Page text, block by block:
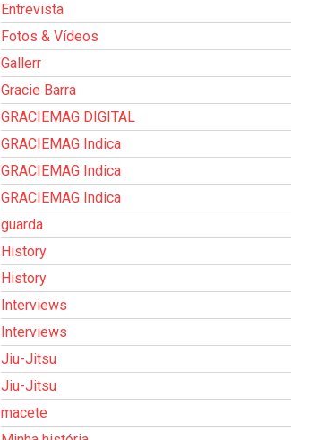
Entrevista
Fotos & Vídeos
Gallerr
Gracie Barra
GRACIEMAG DIGITAL
GRACIEMAG Indica
GRACIEMAG Indica
GRACIEMAG Indica
guarda
History
History
Interviews
Interviews
Jiu-Jitsu
Jiu-Jitsu
macete